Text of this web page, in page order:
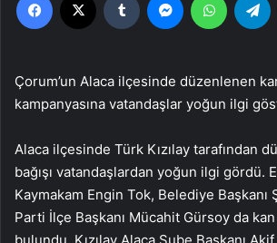
Çorum’un Alaca ilçesinde düzenlenen
kampanyasına vatandaşlar yoğun ilgi
Alaca ilçesinde Türk Kızılay tarafından
bağışı vatandaşlardan yoğun ilgi gördü.
Kaymakam Engin Tok, Belediye Başkanı
Parti İlçe Başkanı Mücahit Gürsoy da kan